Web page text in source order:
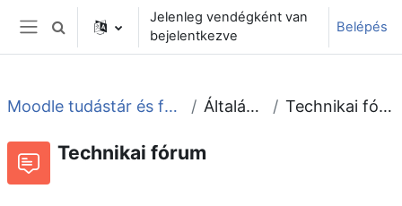
Tovább a fő tartalomhoz
Oldalpanel
Keresési bemeneti adatok váltása
Jelenleg vendégként van
bejelentkezve
Belépés
Moodle tudástár és fórum Általános Technikai fórum
Technikai fórum